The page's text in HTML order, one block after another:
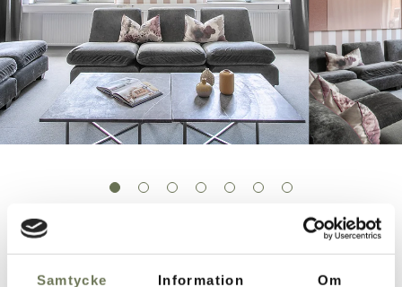
Samtycke Information Om
Nils – konferensrummet
med vardagsrumskänsla